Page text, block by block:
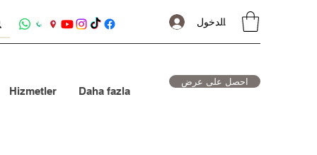
تسجيل الدخول
Hizmetler Daha fazla
احصل على عرض